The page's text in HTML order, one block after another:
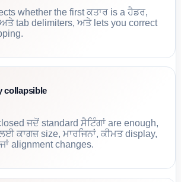
whether the first ਕਤਾਰ is a ਹੈਡਰ,
tab delimiters, ਅਤੇ lets you correct
collapsible
ਜਦੋਂ standard ਸੈਟਿੰਗਾਂ are enough,
ਕਾਗਜ਼ size, ਮਾਰਜਿਨਾਂ, ਕੀਮਤ display,
alignment changes.